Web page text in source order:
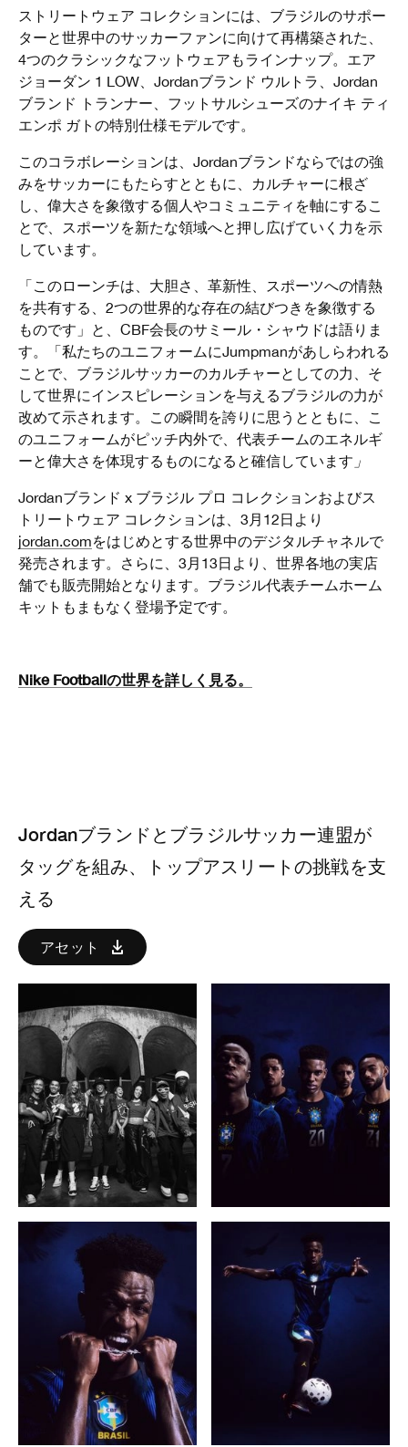
ストリートウェア コレクションには、ブラジルのサポー
ターと世界中のサッカーファンに向けて再構築された、
4つのクラシックなフットウェアもラインナップ。エア
ジョーダン 1 LOW、Jordanブランド ウルトラ、Jordan
ブランド トランナー、フットサルシューズのナイキ ティ
エンポ ガトの特別仕様モデルです。
このコラボレーションは、Jordanブランドならではの強
みをサッカーにもたらすとともに、カルチャーに根ざ
し、偉大さを象徴する個人やコミュニティを軸にするこ
とで、スポーツを新たな領域へと押し広げていく力を示
しています。
「このローンチは、大胆さ、革新性、スポーツへの情熱
を共有する、2つの世界的な存在の結びつきを象徴する
ものです」と、CBF会長のサミール・シャウドは語りま
す。「私たちのユニフォームにJumpmanがあしらわれる
ことで、ブラジルサッカーのカルチャーとしての力、そ
して世界にインスピレーションを与えるブラジルの力が
改めて示されます。この瞬間を誇りに思うとともに、こ
のユニフォームがピッチ内外で、代表チームのエネルギ
ーと偉大さを体現するものになると確信しています 」
Jordanブランド x ブラジル プロ コレクションおよびス
トリートウェア コレクションは、3月12日より
jordan.comをはじめとする世界中のデジタルチャネルで
発売されます。さらに、3月13日より、世界各地の実店
舗でも販売開始となります。ブラジル代表チームホーム
キットもまもなく登場予定です。
Nike Footballの世界を詳しく見る。
Jordanブランドとブラジルサッカー連盟が
タッグを組み、トップアスリートの挑戦を支
える
アセット